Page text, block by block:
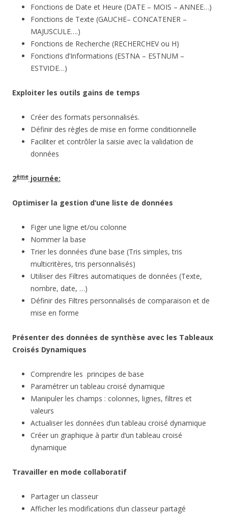
Fonctions de Date et Heure (DATE – MOIS – ANNEE…)
Fonctions de Texte (GAUCHE– CONCATENER –
MAJUSCULE….)
Fonctions de Recherche (RECHERCHEV ou H)
Fonctions d’Informations (ESTNA – ESTNUM –
ESTVIDE…)
Exploiter les outils gains de temps
Créer des formats personnalisés.
Définir des règles de mise en forme conditionnelle
Faciliter et contrôler la saisie avec la validation de
données
2ème journée:
Optimiser la gestion d’une liste de données
Figer une ligne et/ou colonne
Nommer la base
Trier les données d’une base (Tris simples, tris
multicritères, tris personnalisés)
Utiliser des Filtres automatiques de données (Texte,
nombre, date, …)
Définir des Filtres personnalisés de comparaison et de
mise en forme
Présenter des données de synthèse avec les Tableaux
Croisés Dynamiques
Comprendre les principes de base
Paramétrer un tableau croisé dynamique
Manipuler les champs : colonnes, lignes, filtres et
valeurs
Actualiser les données d’un tableau croisé dynamique
Créer un graphique à partir d’un tableau croisé
dynamique
Travailler en mode collaboratif
Partager un classeur
Afficher les modifications d’un classeur partagé